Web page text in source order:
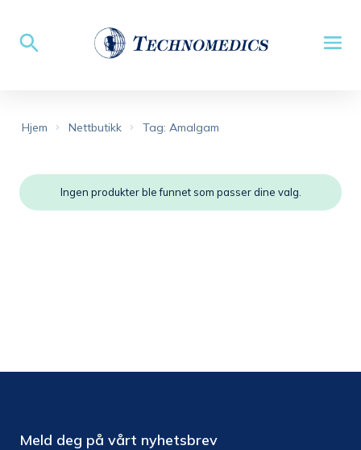
Hjem Nettbutikk Tag: Amalgam
Ingen produkter ble funnet som passer dine valg.
Meld deg på vårt nyhetsbrev